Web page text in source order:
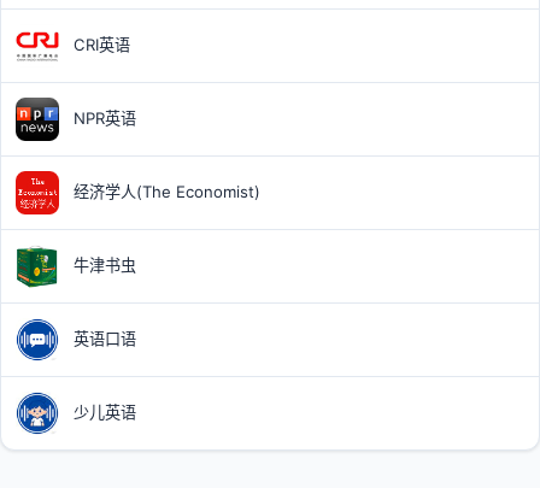
CRI英语
NPR英语
经济学人(The Economist)
牛津书虫
英语口语
少儿英语